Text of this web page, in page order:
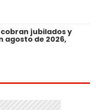
cobran jubilados y
agosto de 2026,